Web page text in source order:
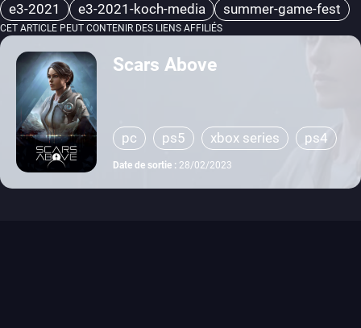
e3-2021 e3-2021-koch-media summer-game-fest
CET ARTICLE PEUT CONTENIR DES LIENS AFFILIÉS
Scars Above
pc ps5 xbox series
ps4
xbox one
Date de sortie : 28/02/2023